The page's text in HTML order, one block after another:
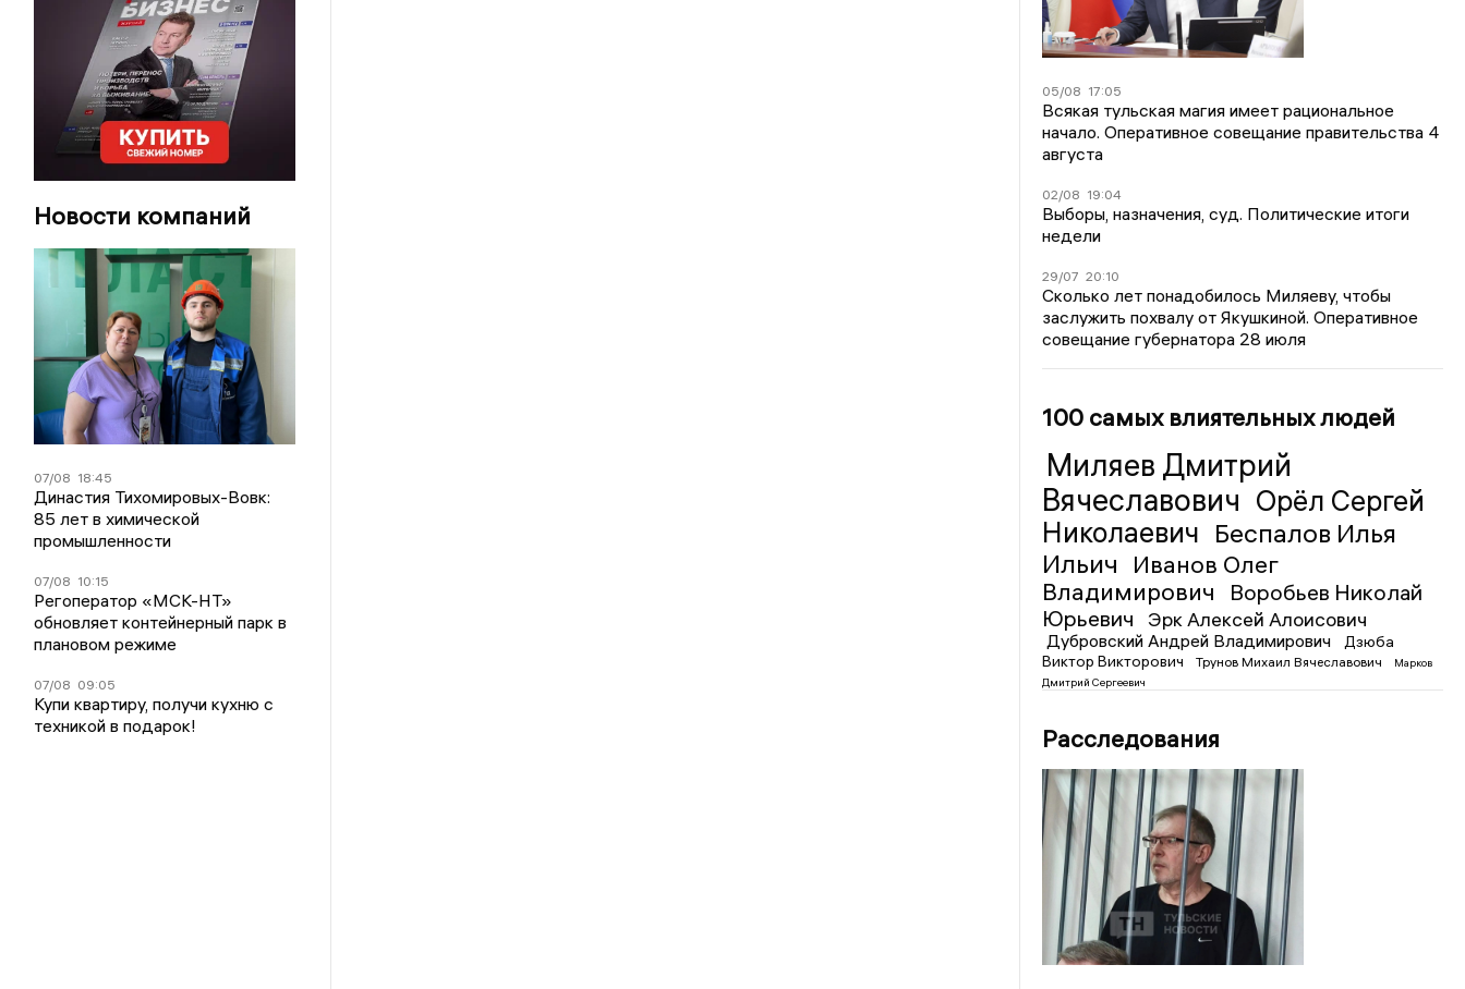
Новости компаний
07/08 18:45
Династия Тихомировых-Вовк:
85 лет в химической
промышленности
07/08 10:15
Регоператор «МСК-НТ»
обновляет контейнерный парк в
плановом режиме
07/08 09:05
Купи квартиру, получи кухню с
техникой в подарок!
05/08 17:05
Всякая тульская магия имеет рациональное
начало. Оперативное совещание правительства 4
августа
02/08 19:04
Выборы, назначения, суд. Политические итоги
недели
29/07 20:10
Сколько лет понадобилось Миляеву, чтобы
заслужить похвалу от Якушкиной. Оперативное
совещание губернатора 28 июля
100 самых влиятельных людей
Миляев Дмитрий
Вячеславович Орёл Сергей
Николаевич Беспалов Илья
Ильич
Иванов Олег
Владимирович
Воробьев Николай
Юрьевич
Эрк Алексей Алоисович
Дубровский Андрей Владимирович
Дзюба
Виктор Викторович
Трунов Михаил Вячеславович
Марков
Дмитрий Сергеевич
Расследования